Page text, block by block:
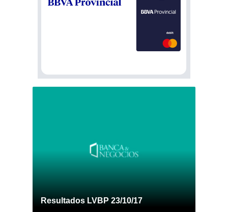
Resultados LVBP 23/10/17